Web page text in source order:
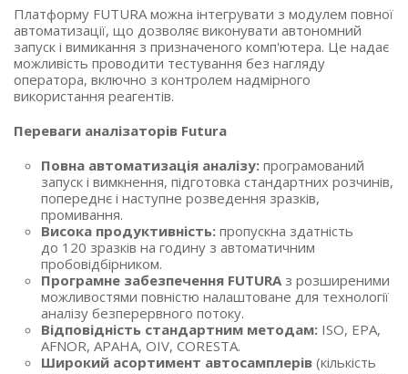
Платформу FUTURA можна інтегрувати з модулем повної
автоматизації, що дозволяє виконувати автономний
запуск і вимикання з призначеного комп'ютера. Це надає
можливість проводити тестування без нагляду
оператора, включно з контролем надмірного
використання реагентів.
Переваги аналізаторів Futura
Повна автоматизація аналізу: програмований
запуск і вимкнення, підготовка стандартних розчинів,
попереднє і наступне розведення зразків,
промивання.
Висока продуктивність: пропускна здатність
до 120 зразків на годину з автоматичним
пробовідбірником.
Програмне забезпечення FUTURA з розширеними
можливостями повністю налаштоване для технології
аналізу безперервного потоку.
Відповідність стандартним методам: ISO, EPA,
AFNOR, APAHA, OIV, CORESTA.
Широкий асортимент автосамплерів (кількість